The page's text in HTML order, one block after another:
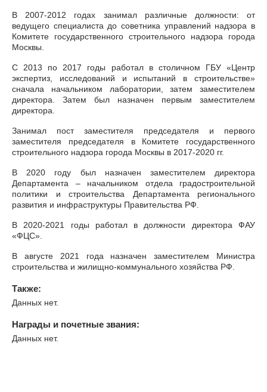
В 2007-2012 годах занимал различные должности: от
ведущего специалиста до советника управлений надзора в
Комитете государственного строительного надзора города
Москвы.
С 2013 по 2017 годы работал в столичном ГБУ «Центр
экспертиз, исследований и испытаний в строительстве»
сначала начальником лаборатории, затем заместителем
директора. Затем был назначен первым заместителем
директора.
Занимал пост заместителя председателя и первого
заместителя председателя в Комитете государственного
строительного надзора города Москвы в 2017-2020 гг.
В 2020 году был назначен заместителем директора
Департамента – начальником отдела градостроительной
политики и строительства Департамента регионального
развития и инфраструктуры Правительства РФ.
В 2020-2021 годы работал в должности директора ФАУ
«ФЦС».
В августе 2021 года назначен заместителем Министра
строительства и жилищно-коммунального хозяйства РФ.
Также:
Данных нет.
Награды и почетные звания:
Данных нет.